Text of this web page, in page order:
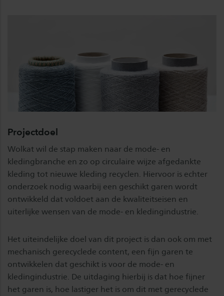
Projectdoel
Wolkat wil de stap maken naar de mode- en
kledingbranche en zo op circulaire wijze afgedankte
kleding tot nieuwe kleding recyclen. Hiervoor is echter
onderzoek nodig waarbij een geschikt garen wordt
ontwikkeld dat voldoet aan de kwaliteitseisen en
uiterlijke wensen van de mode- en kledingindustrie.
Het uiteindelijke doel van dit project is dan ook om met
mechanisch gerecyclede content, een fijn garen te
ontwikkelen dat geschikt is voor de mode- en
kledingindustrie. De uitdaging hierbij is dat hoe fijner
het garen is, hoe lastiger het is om dit met gerecyclede